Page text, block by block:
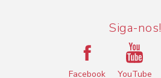
Siga-nos!
Facebook YouTube